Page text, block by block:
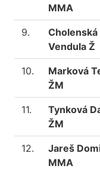
MMA
9.
Cholenská
Vendula Ž
10.
Marková
ŽM
11.
Tynková
ŽM
12.
Jareš
MMA